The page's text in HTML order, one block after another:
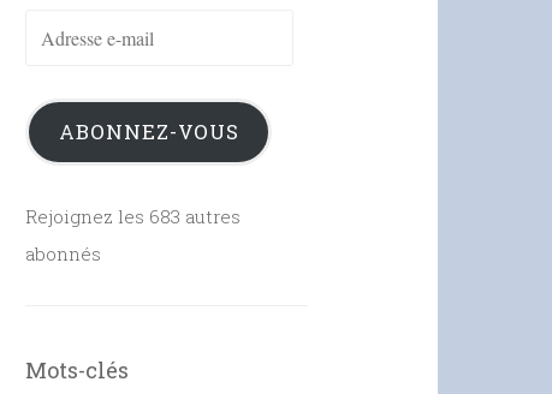
Adresse
mail
ABONNEZ-VOUS
Rejoignez les 683 autres
abonnés
Mots-clés